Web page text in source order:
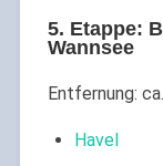
5. Etappe:
Wannsee
Entfernung:
Havel